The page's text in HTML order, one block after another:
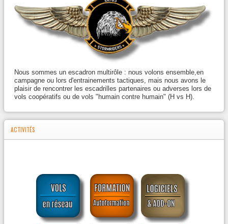
Nous sommes un escadron multirôle : nous volons ensemble,en
campagne ou lors d'entrainements tactiques, mais nous avons le
plaisir de rencontrer les escadrilles partenaires ou adverses lors de
vols coopératifs ou de vols "humain contre humain" (H vs H).
ACTIVITÉS